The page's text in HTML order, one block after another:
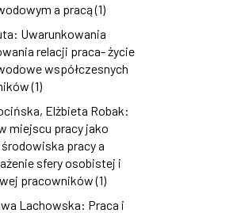
a pracą (1)
Uwarunkowania
relacji praca- życie
współczesnych
(1)
Elżbieta Robak:
miejscu pracy jako
pracy a
sfery osobistej i
pracowników (1)
Lachowska: Praca i